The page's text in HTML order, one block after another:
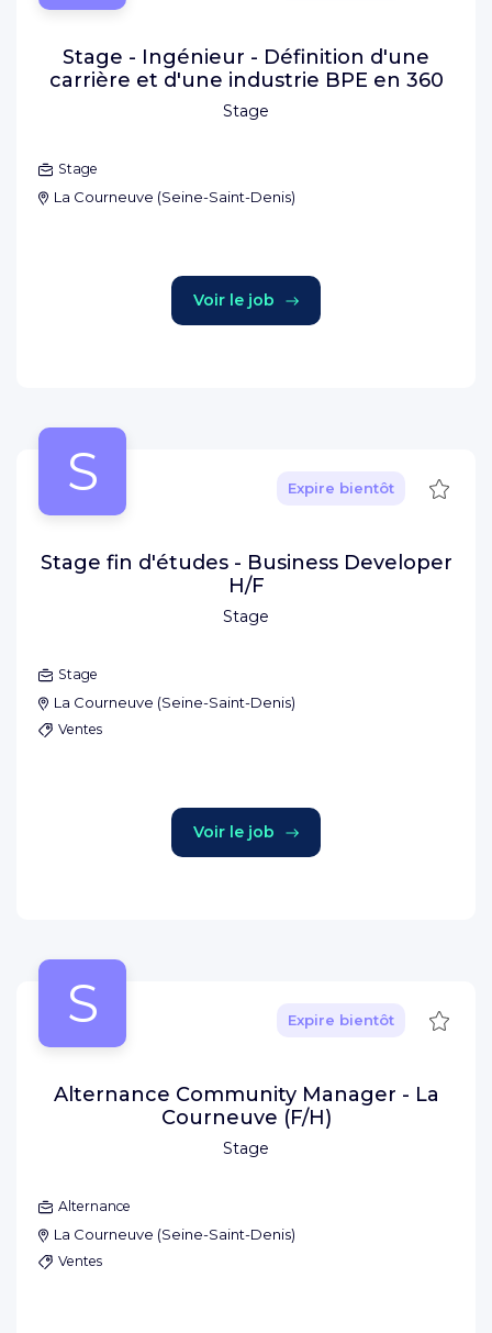
Stage
Stage - Ingénieur - Définition d'une
carrière et d'une industrie BPE en 360
Stage
La Courneuve (Seine-Saint-Denis)
Voir le job
S
Stage
Expire bientôt
Stage fin d'études - Business Developer
H/F
Stage
La Courneuve (Seine-Saint-Denis)
Ventes
Voir le job
S
Stage
Expire bientôt
Alternance Community Manager - La
Courneuve (F/H)
Alternance
La Courneuve (Seine-Saint-Denis)
Ventes